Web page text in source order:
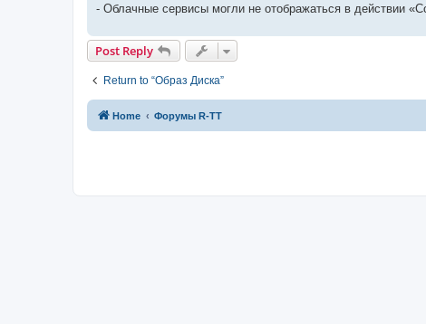
- Облачные сервисы могли не отображаться в действии
Post Reply
Return to “Образ Диска”
Home Форумы R-TT